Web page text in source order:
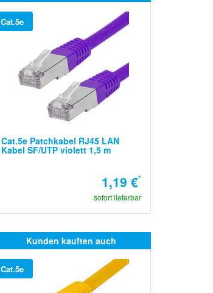
Cat.5e
Cat.5e Patchkabel RJ45 LAN
Kabel SF/UTP violett 1,5 m
1,19 €*
sofort lieferbar
Kunden kauften auch
Cat.5e